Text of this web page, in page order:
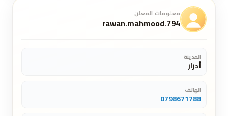
معلومات المعلن
rawan.mahmood.794
المدينة
أدرار
الهاتف
0798671788